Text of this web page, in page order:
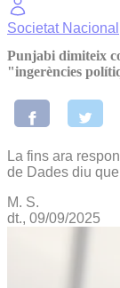
Societat Nacional
Punjabi dimiteix
"ingerències
La fins ara
de Dades diu
M. S.
dt., 09/09/2025